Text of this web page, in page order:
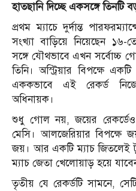
হাতছানি দিচ্ছে একসঙ্গে তিনটি
প্রথম ম্যাচে দুর্দান্ত
সংখ্যা বাড়িয়ে নিয়েছেন ১৬-
সঙ্গে যৌথভাবে এখন সর্বোচ্চ
তিনি। অস্ট্রিয়ার বিপক্ষে
এককভাবে এই রেকর্ড
অধিনায়ক।
শুধু গোল নয়, জয়ের রেকর্ডেও
মেসি। আলজেরিয়ার বিপক্ষে
জয়। আর একটি ম্যাচ জিতলেই
ম্যাচ জেতা খেলোয়াড় হয়ে
তৃতীয় যে রেকর্ডটি সামনে,